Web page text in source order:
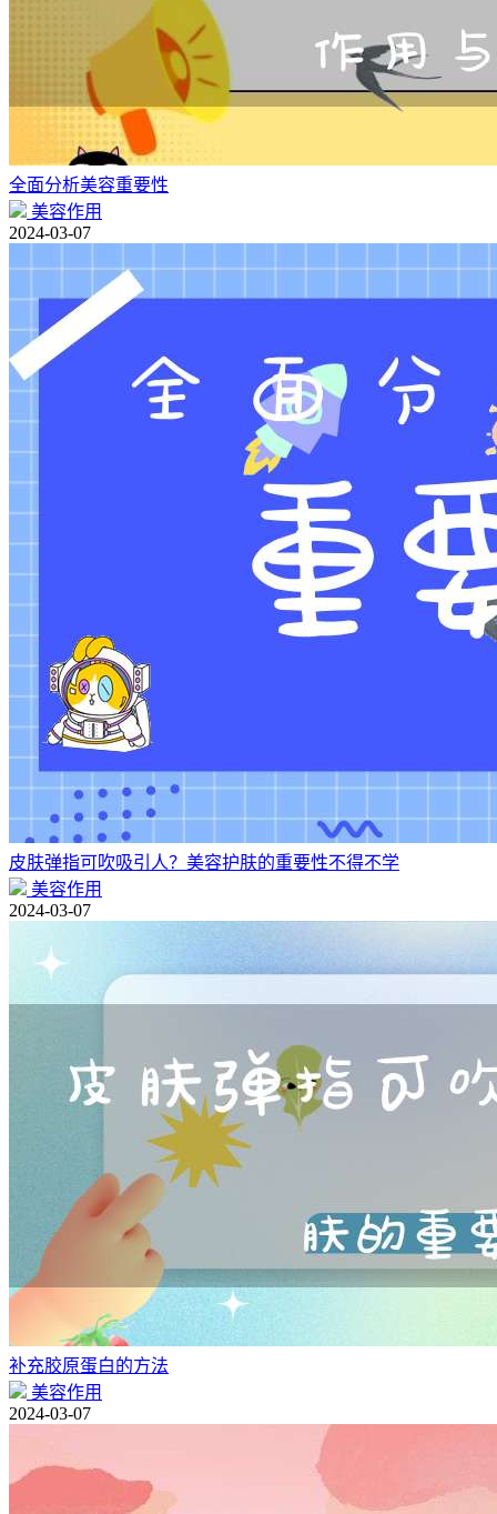
全面分析美容重要性
美容作用
2024-03-07
皮肤弹指可吹吸引人？美容护肤的重要性不得不学
美容作用
2024-03-07
补充胶原蛋白的方法
美容作用
2024-03-07